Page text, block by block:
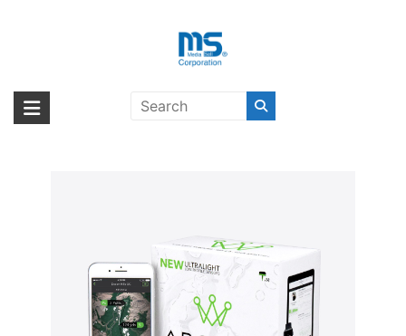
海外輸入ブランド商品｜株式会社
海外事業部が取り揃えている海外輸入商品には、日本では珍しい「海外ブ
ランド」をはじめ「ユニークな商品」「機能的な商品」「コストパフォー
360〔アルコス〕